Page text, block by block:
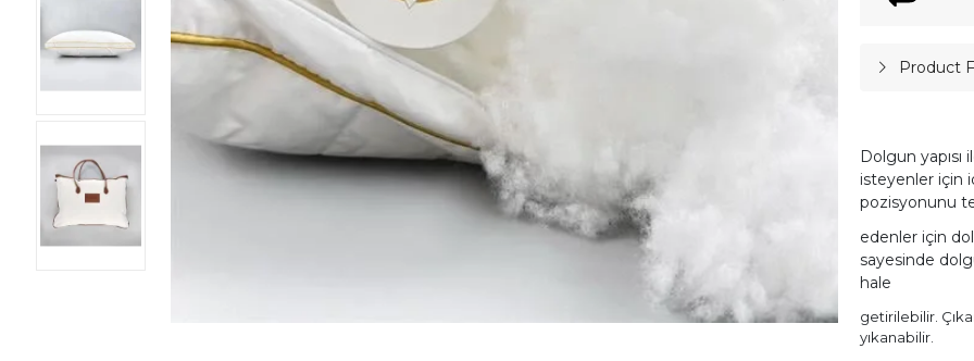
Product
Dolgun
isteyenler için
pozisyonunu
edenler için
sayesinde
hale
getirilebilir.
yıkanabilir.